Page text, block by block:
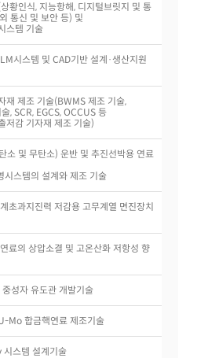
황인식, 지능항해, 디지털브릿지 및 통
통신 및 보안 등) 및
스템 기술
시스템 및 CAD기반 설계·생산지원
재 제조 기술(BWMS 제조 기술,
, SCR, EGCS, OCCUS 등
저감 기자재 제조 기술)
소 및 무탄소) 운반 및 추진선박용 연료
시스템의 설계와 제조 기술
초과지진력 저감용 고무계열 면진장치
료의 상압소결 및 고온산화 저항성 향
성자 유도관 개발기술
Mo 합금핵연료 제조기술
스템 설계기술